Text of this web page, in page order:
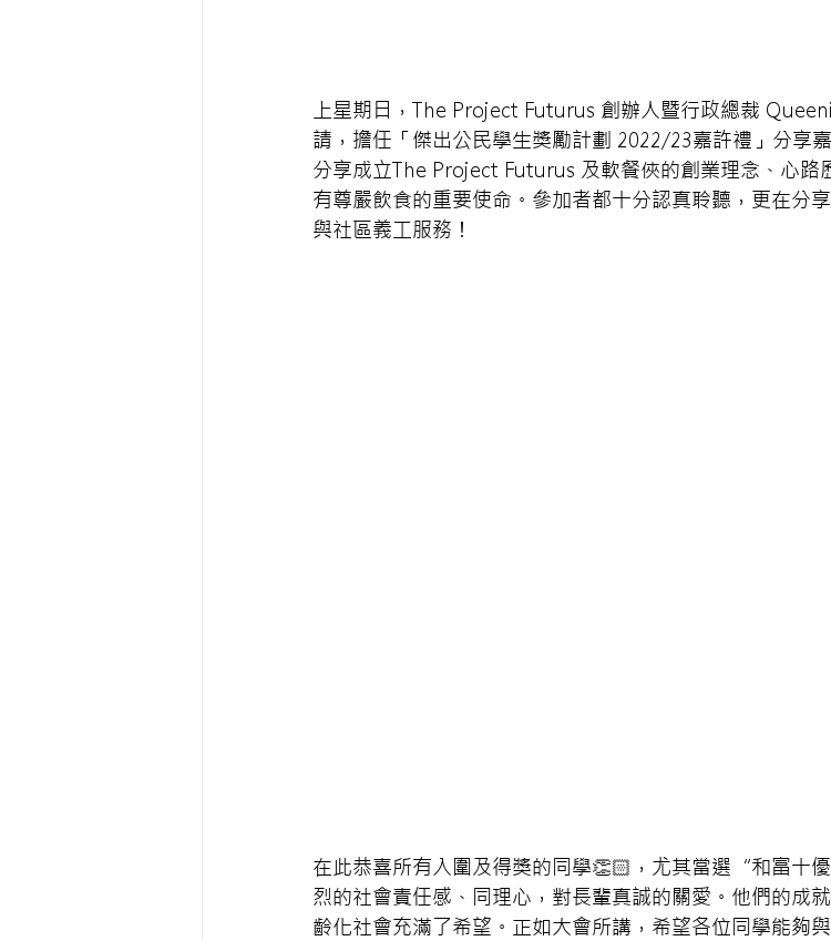
上星期日，The Project Futurus 創辦人暨行政總裁
請，擔任「傑出公民學生獎勵計劃 2022/23嘉許禮」分享
分享成立The Project Futurus 及軟餐俠的創業理念、心路
有尊嚴飲食的重要使命。參加者都十分認真聆聽，更在分
與社區義工服務！
在此恭喜所有入圍及得獎的同學👏🏻，尤其當選“和富十
烈的社會責任感、同理心，對長輩真誠的關愛。他們的成
齡化社會充滿了希望。正如大會所講，希望各位同學能夠